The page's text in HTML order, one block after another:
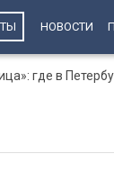
НОВОСТИ
где в